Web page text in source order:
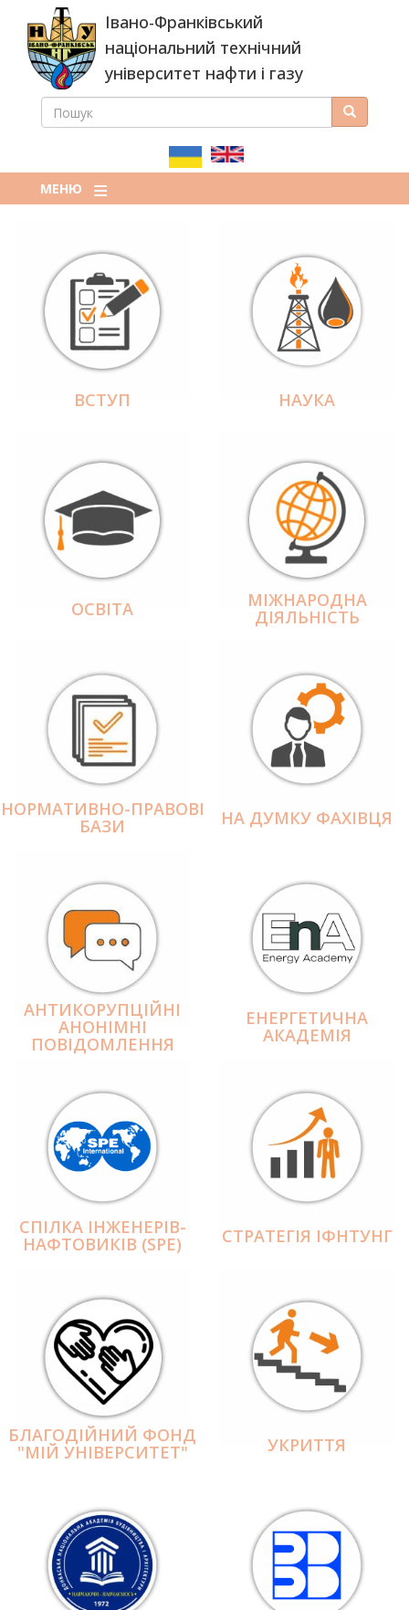
основного
вмісту
Івано-Франківський
національний технічний
університет нафти і газу
ПОШУКОВА
ПОШУК Пошук
МЕНЮ
ВСТУП НАУКА
ОСВІТА МІЖНАРОДНА
ДІЯЛЬНІCТЬ
НОРМАТИВНО-ПРАВОВІ
БАЗИ НА ДУМКУ ФАХІВЦЯ
АНТИКОРУПЦІЙНІ
АНОНІМНІ
ПОВІДОМЛЕННЯ
ЕНЕРГЕТИЧНА
АКАДЕМІЯ
СПІЛКА ІНЖЕНЕРІВ-
НАФТОВИКІВ (SPE) СТРАТЕГІЯ ІФНТУНГ
БЛАГОДІЙНИЙ ФОНД
"МІЙ УНІВЕРСИТЕТ" УКРИТТЯ